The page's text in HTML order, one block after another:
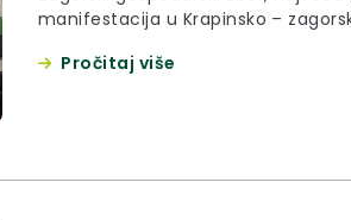
manifestacija u Krapinsko –
Pročitaj više